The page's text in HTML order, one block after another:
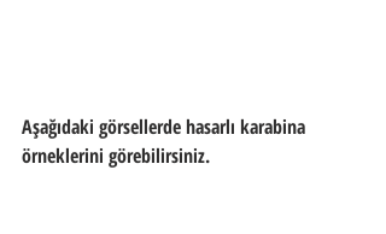
Aşağıdaki görsellerde hasarlı karabina
örneklerini görebilirsiniz.